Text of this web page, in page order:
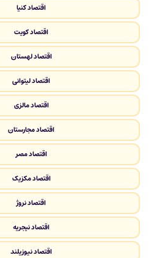
اقتصاد کنیا
اقتصاد کویت
اقتصاد لهستان
اقتصاد لیتوانی
اقتصاد مالزی
اقتصاد مجارستان
اقتصاد مصر
اقتصاد مکزیک
اقتصاد نروژ
اقتصاد نیجریه
اقتصاد نیوزیلند